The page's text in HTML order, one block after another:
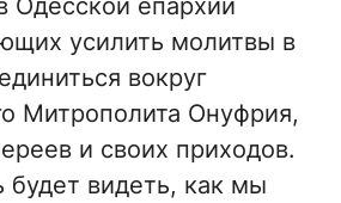
Одесской епархии
усилить молитвы в
вокруг
Митрополита Онуфрия,
и своих приходов.
будет видеть, как мы